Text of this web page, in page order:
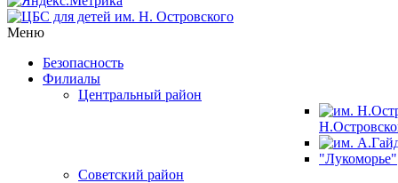
Меню
Безопасность
Филиалы
Центральный район
"Лукоморье"
Советский район